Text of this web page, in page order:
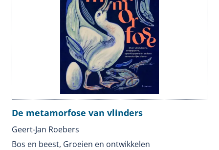
De metamorfose van vlinders
Geert-Jan Roebers
Bos en beest, Groeien en ontwikkelen